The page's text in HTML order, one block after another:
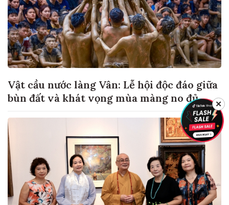
Vật cầu nước làng Vân: Lễ hội độc đáo giữa
bùn đất và khát vọng mùa màng no đủ
✕